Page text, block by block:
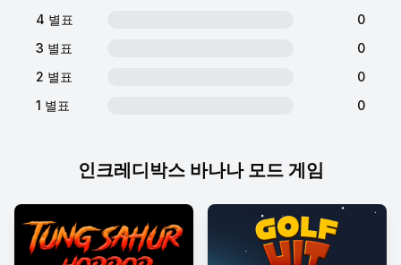
인크레디박스 바나나 모드 게임
4 별표
0
3 별표
0
2 별표
0
1 별표
0